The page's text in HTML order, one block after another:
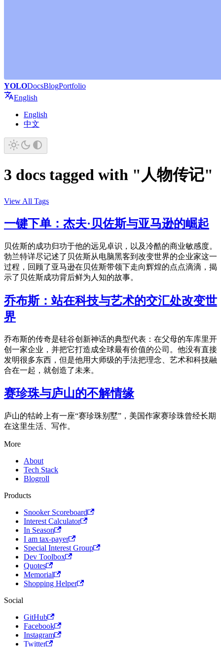
YOLODocsBlogPortfolio
English
English
中文
3 docs tagged with "人物传记"
View All Tags
一键下单：杰夫·贝佐斯与亚马逊的崛起
贝佐斯的成功归功于他的远见卓识，以及冷酷的商业敏感度。
勃兰特详尽记述了贝佐斯从电脑黑客到改变世界的企业家这一
过程，回顾了亚马逊在贝佐斯带领下走向辉煌的点点滴滴，揭
示了贝佐斯成功背后鲜为人知的故事。
乔布斯：站在科技与艺术的交汇处改变世
界
乔布斯的传奇是硅谷创新神话的典型代表：在父母的车库里开
创一家企业，并把它打造成全球最有价值的公司。他没有直接
发明很多东西，但是他用大师级的手法把理念、艺术和科技融
合在一起，就创造了未来。
赛珍珠与庐山的不解情缘
庐山的牯岭上有一座“赛珍珠别墅”，美国作家赛珍珠曾经长期
在这里生活、写作。
More
About
Tech Stack
Blogroll
Products
Snooker Scoreboard
Interest Calculator
In Season
I am tax-payer
Special Interest Group
Dev Toolbox
Quotes
Memorial
Shopping Helper
Social
GitHub
Facebook
Instagram
Twitter